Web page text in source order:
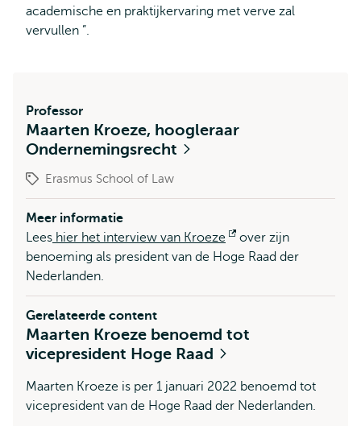
academische en praktijkervaring met verve zal
vervullen ”.
Professor
Maarten Kroeze, hoogleraar
Ondernemingsrecht
Erasmus School of Law
Meer informatie
Lees hier het interview van Kroeze
Opent
extern
over zijn
benoeming als president van de Hoge Raad der
Nederlanden.
Gerelateerde content
Maarten Kroeze benoemd tot
vicepresident Hoge Raad
Maarten Kroeze is per 1 januari 2022 benoemd tot
vicepresident van de Hoge Raad der Nederlanden.